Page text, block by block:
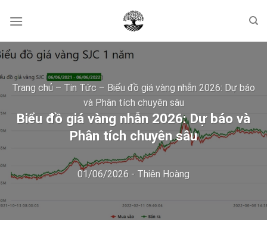
Trang chủ – Tin Tức – Biểu đồ giá vàng nhẫn 2026: Dự báo
và Phân tích chuyên sâu
Biểu đồ giá vàng nhẫn 2026: Dự báo và
Phân tích chuyên sâu
01/06/2026 - Thiên Hoàng